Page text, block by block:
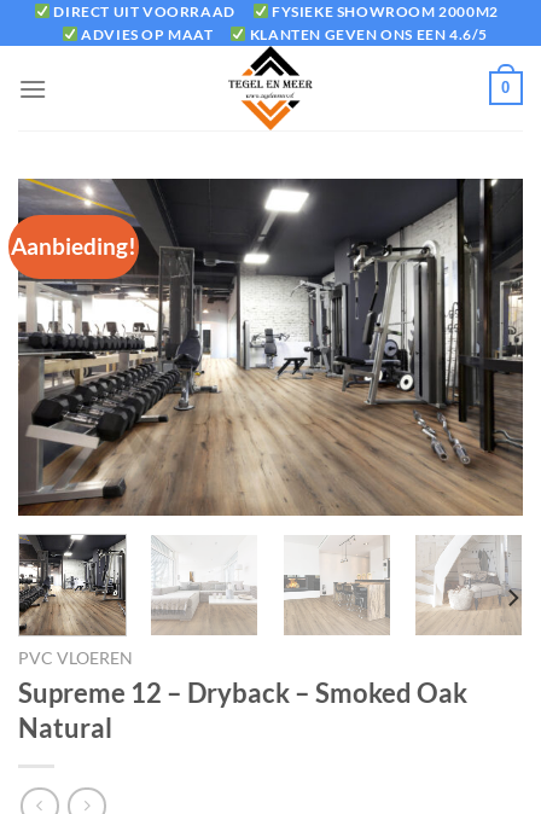
naar
DIRECT UIT VOORRAAD
FYSIEKE SHOWROOM 2000M2
ADVIES OP MAAT
KLANTEN GEVEN ONS EEN 4.6/5
0
Aanbieding!
PVC VLOEREN
Supreme 12 – Dryback – Smoked Oak
Natural